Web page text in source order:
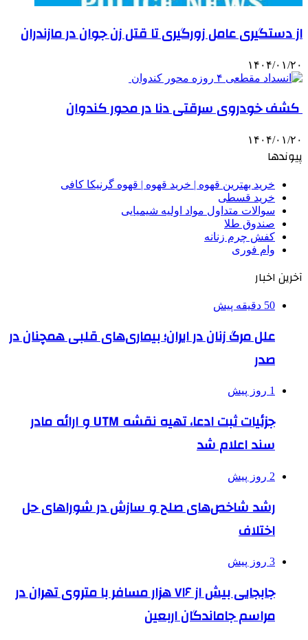
از دستگیری عامل زورگیری تا قتل زن جوان در مازندران
۱۴۰۴/۰۱/۲۰
کشف خودروی سرقتی دنا در محور کندوان
۱۴۰۴/۰۱/۲۰
پیوندها
خرید بهترین قهوه | خرید قهوه | قهوه گرنیکا کافی
خرید قسطی
سوالات متداول مواد اولیه شیمیایی
صندوق طلا
کفش چرم زنانه
وام فوری
آخرین اخبار
50 دقیقه پیش
علل مرگ زنان در ایران؛ بیماری‌های قلبی همچنان در
صدر
1 روز پیش
جزئیات ثبت ادعا، تهیه نقشه UTM و ارائه مادر
سند اعلام شد
2 روز پیش
رشد شاخص‌های صلح و سازش در شوراهای حل
اختلاف
3 روز پیش
جابجایی بیش از ۷۱۶ هزار مسافر با متروی تهران در
مراسم جاماندگان اربعین